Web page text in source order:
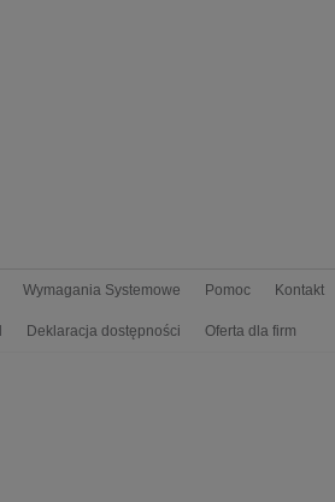
Wymagania Systemowe Pomoc Kontakt
Deklaracja dostępności Oferta dla firm